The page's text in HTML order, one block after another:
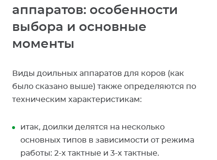
аппаратов: особенности
выбора и основные
моменты
Виды доильных аппаратов для коров (как
было сказано выше) также определяются по
техническим характеристикам:
итак, доилки делятся на несколько
основных типов в зависимости от режима
работы: 2-х тактные и 3-х тактные.